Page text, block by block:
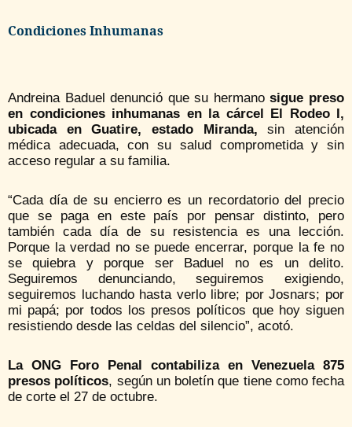
Condiciones Inhumanas
Andreina Baduel denunció que su hermanosigue preso
en condiciones inhumanas en la cárcel El Rodeo I,
ubicada en Guatire, estado Miranda, sin atención
médica adecuada, con su salud comprometida y sin
acceso regular a su familia.
“Cada día de su encierro es un recordatorio del precio
que se paga en este país por pensar distinto, pero
también cada día de su resistencia es una lección.
Porque la verdad no se puede encerrar, porque la fe no
se quiebra y porque ser Baduel no es un delito.
Seguiremos denunciando, seguiremos exigiendo,
seguiremos luchando hasta verlo libre; por Josnars; por
mi papá; por todos los presos políticos que hoy siguen
resistiendo desde las celdas del silencio”, acotó.
La ONG Foro Penal contabiliza en Venezuela 875
presos políticos, según un boletín que tiene como fecha
de corte el 27 de octubre.